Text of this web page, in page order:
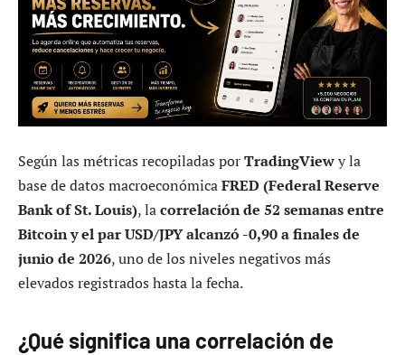
Según las métricas recopiladas porTradingViewy la
base de datos macroeconómicaFRED (Federal Reserve
Bank of St. Louis), lacorrelación de 52 semanas entre
Bitcoin y el par USD/JPY alcanzó -0,90 a finales de
junio de 2026, uno de los niveles negativos más
elevados registrados hasta la fecha.
¿Qué significa una correlación de